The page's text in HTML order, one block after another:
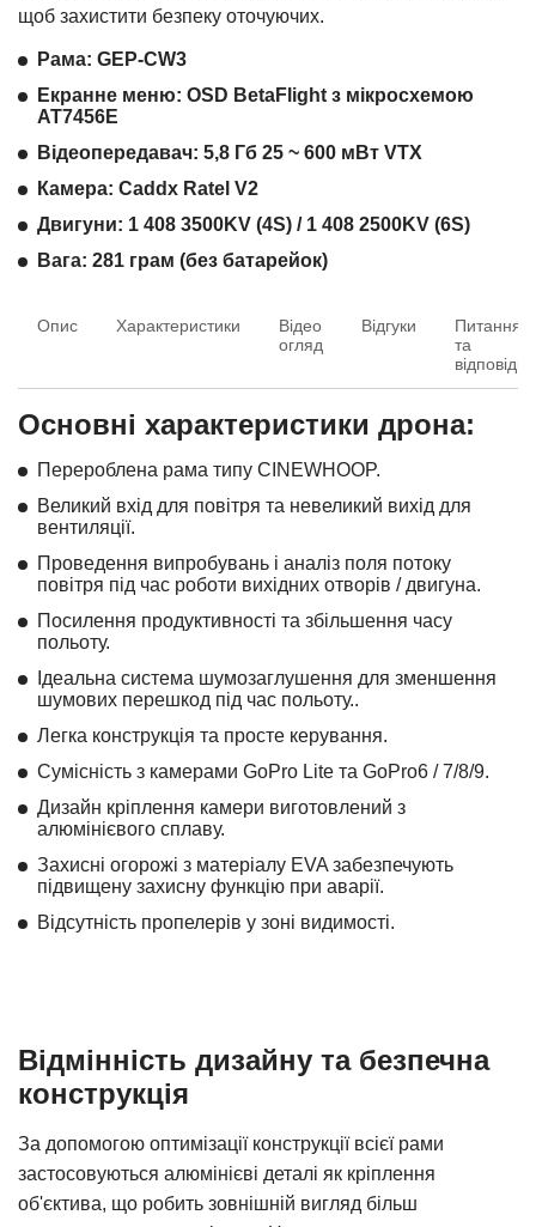
щоб захистити безпеку оточуючих.
Рама: GEP-CW3
Екранне меню: OSD BetaFlight з мікросхемою
AT7456E
Відеопередавач: 5,8 Гб 25 ~ 600 мВт VTX
Камера: Caddx Ratel V2
Двигуни: 1 408 3500KV (4S) / 1 408 2500KV (6S)
Вага: 281 грам (без батарейок)
Опис Характеристики
Відео
огляд
Відгуки
Питання
та
відповіді
Основні характеристики дрона:
Перероблена рама типу CINEWHOOP.
Великий вхід для повітря та невеликий вихід для
вентиляції.
Проведення випробувань і аналіз поля потоку
повітря під час роботи вихідних отворів / двигуна.
Посилення продуктивності та збільшення часу
польоту.
Ідеальна система шумозаглушення для зменшення
шумових перешкод під час польоту..
Легка конструкція та просте керування.
Сумісність з камерами GoPro Lite та GoPro6 / 7/8/9.
Дизайн кріплення камери виготовлений з
алюмінієвого сплаву.
Захисні огорожі з матеріалу EVA забезпечують
підвищену захисну функцію при аварії.
Відсутність пропелерів у зоні видимості.
Відмінність дизайну та безпечна
конструкція
За допомогою оптимізації конструкції всієї рами
застосовуються алюмінієві деталі як кріплення
об'єктива, що робить зовнішній вигляд більш